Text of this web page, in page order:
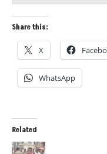
Share this:
X
WhatsApp
Related